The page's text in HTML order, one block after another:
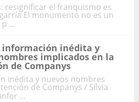
resignificar el franquismo es
El monumento no es un
...
información inédita y
implicados en la
de Companys
inédita y nuevos nombres
de Companys / Sílvia
...